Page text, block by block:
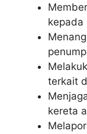
kepada
terkait
kereta